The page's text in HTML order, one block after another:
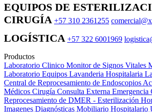
EQUIPOS DE
CIRUGÍA +57 310 2361255
LOGÍSTICA +57 322 6001969
Productos
Laboratorio Clinico Monitor de Signos Vitales
Laboratorio Equipos Lavanderia Hospitalaria
Central de Reprocesamiento de Endoscopios
Médicos Cirugía Consulta Externa Emergencia
Reprocesamiento de DMER - Esterilización
Imagenes Diagnósticas Mobiliario Hospitalario